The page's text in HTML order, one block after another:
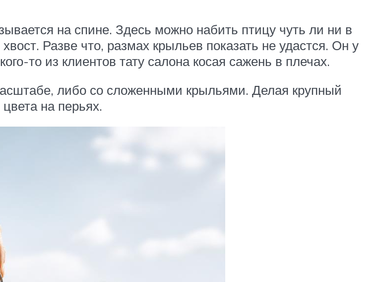
на спине. Здесь можно набить птицу чуть ли ни в
Разве что, размах крыльев показать не удастся. Он у
то из клиентов тату салона косая сажень в плечах.
либо со сложенными крыльями. Делая крупный
на перьях.